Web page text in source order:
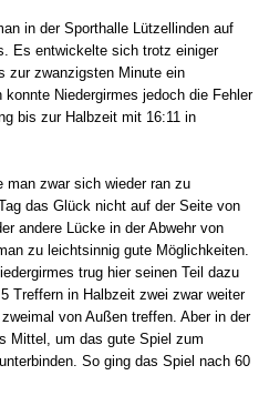
in der Sporthalle Lützellinden auf
Es entwickelte sich trotz einiger
zur zwanzigsten Minute ein
Niedergirmes jedoch die Fehler
bis zur Halbzeit mit 16:11 in
man zwar sich wieder ran zu
das Glück nicht auf der Seite von
andere Lücke in der Abwehr von
zu leichtsinnig gute Möglichkeiten.
trug hier seinen Teil dazu
Treffern in Halbzeit zwei zwar weiter
von Außen treffen. Aber in der
Mittel, um das gute Spiel zum
So ging das Spiel nach 60